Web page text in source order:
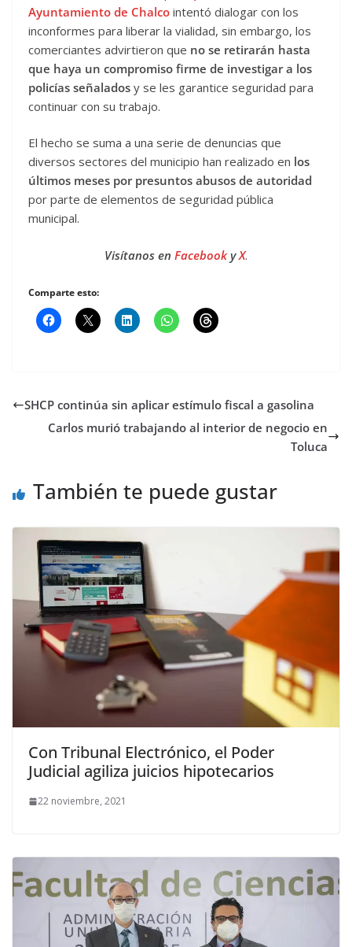
Ayuntamiento de Chalco intentó dialogar con los
inconformes para liberar la vialidad, sin embargo, los
comerciantes advirtieron que no se retirarán hasta
que haya un compromiso firme de investigar a los
policías señalados y se les garantice seguridad para
continuar con su trabajo.
El hecho se suma a una serie de denuncias que
diversos sectores del municipio han realizado en los
últimos meses por presuntos abusos de autoridad
por parte de elementos de seguridad pública
municipal.
Visítanos en FacebookyX.
Comparte esto:
SHCP continúa sin aplicar estímulo fiscal a gasolina
Carlos murió trabajando al interior de negocio en
Toluca
También te puede gustar
Con Tribunal Electrónico, el Poder
Judicial agiliza juicios hipotecarios
22 noviembre, 2021